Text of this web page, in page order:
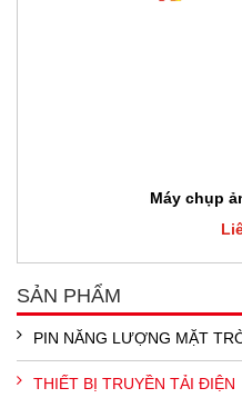
Máy chụp
SẢN PHẨM
PIN NĂNG LƯỢNG MẶT
THIẾT BỊ TRUYỀN TẢI ĐIỆN